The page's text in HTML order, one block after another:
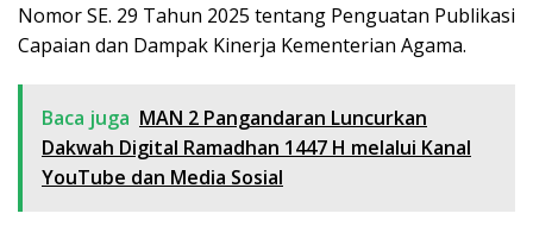
Nomor SE. 29 Tahun 2025 tentang Penguatan Publikasi
Capaian dan Dampak Kinerja Kementerian Agama.
Baca juga MAN 2 Pangandaran Luncurkan
Dakwah Digital Ramadhan 1447 H melalui Kanal
YouTube dan Media Sosial